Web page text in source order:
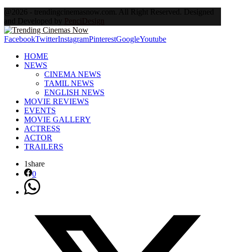
@2026 - trendingcinemasnow.com. All Right Reserved. Designed
and Developed by PenciDesign
FacebookTwitterInstagramPinterestGoogleYoutube
HOME
NEWS
CINEMA NEWS
TAMIL NEWS
ENGLISH NEWS
MOVIE REVIEWS
EVENTS
MOVIE GALLERY
ACTRESS
ACTOR
TRAILERS
1share
0